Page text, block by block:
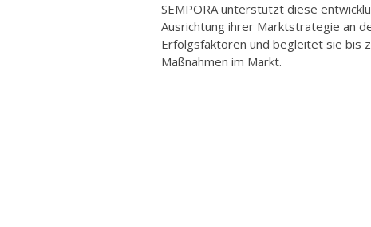
SEMPORA unterstützt diese
Ausrichtung ihrer Marktstrategie an
Erfolgsfaktoren und begleitet sie bis
Maßnahmen im Markt.